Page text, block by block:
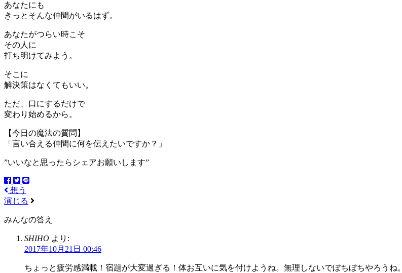
あなたにも
きっとそんな仲間がいるはず。
あなたがつらい時こそ
その人に
打ち明けてみよう。
そこに
解決策はなくてもいい。
ただ、口にするだけで
変わり始めるから。
【今日の魔法の質問】
「言い合える仲間に何を伝えたいですか？」
”いいなと思ったらシェアお願いします”
想う
演じる
みんなの答え
SHIHO より:
2017年10月21日 00:46
ちょっと疲労感満載！宿題が大変過ぎる！体お互いに気を付けようね。無理しないでぼちぼちやろうね。